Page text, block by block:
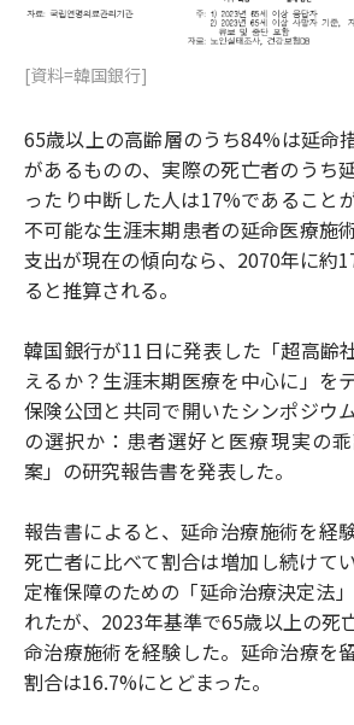
[資料=韓国銀行]
65歳以上の高齢層のうち84%は延命
があるものの、実際の死亡者のうち
ったり中断した人は17%であること
不可能な生涯末期患者の延命医療施
支出が現在の傾向なら、2070年に約
ると推算される。
韓国銀行が11日に発表した「超高齢
えるか？生涯末期医療を中心に」を
保険公団と共同で開いたシンポジウ
の選択か：患者選好と医療現実の
案」の研究報告書を発表した。
報告書によると、延命治療施術を経
死亡者に比べて割合は増加し続けて
定権保障のための「延命治療決定法
れたが、2023年基準で65歳以上の死
命治療施術を経験した。延命治療を
割合は16.7%にとどまった。